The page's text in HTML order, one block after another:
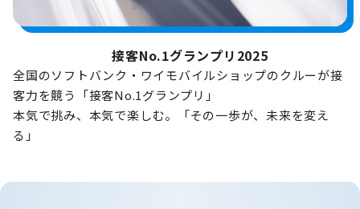
接客No.1グランプリ2025
全国のソフトバンク・ワイモバイルショップのクルーが接
客力を競う「接客No.1グランプリ」
本気で挑み、本気で楽しむ。「その一歩が、未来を変え
る」